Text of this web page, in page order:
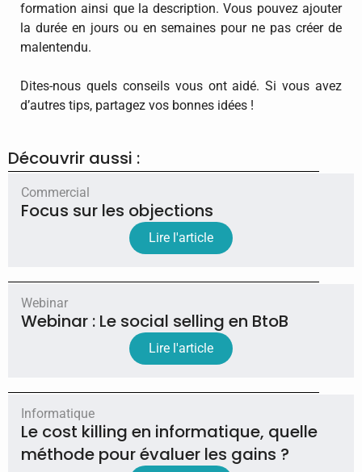
Découvrir aussi :
Commercial
Focus sur les objections
Lire l'article
Webinar
Webinar : Le social selling en BtoB
Lire l'article
Informatique
Le cost killing en informatique, quelle
méthode pour évaluer les gains ?
formation ainsi que la description. Vous pouvez ajouter
la durée en jours ou en semaines pour ne pas créer de
malentendu.
Dites-nous quels conseils vous ont aidé. Si vous avez
d’autres tips, partagez vos bonnes idées !​